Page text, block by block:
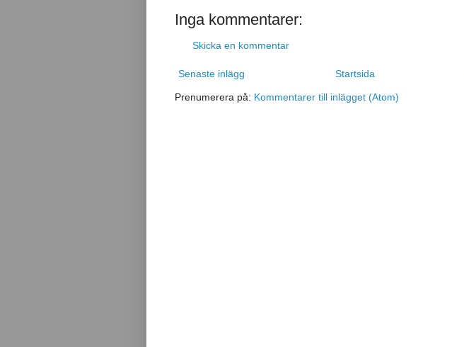
Inga kommentarer:
Skicka en kommentar
Senaste inlägg Startsida
Prenumerera på: Kommentarer till inlägget (Atom)